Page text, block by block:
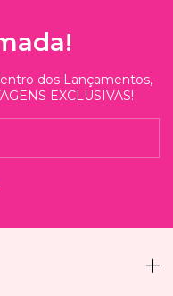
dos Lançamentos,
EXCLUSIVAS!